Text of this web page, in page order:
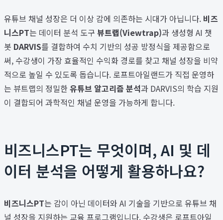
유튜브 채널 성장은 더 이상 감에 의존하는 시대가 아닙니다. 비즈
니스PT는 데이터 분석 도구 뷰트랩(Viewtrap)과 생성형 AI 챗
봇 DARVIS를 결합하여 수치 기반의 성공 방정식을 제공함으로
써, 수강생이 가장 효율적인 수익화 경로를 찾고 채널 성장을 비약
적으로 높일 수 있도록 돕습니다. 로프트아일랜드가 직접 운영하
는 뷰트랩의 정밀한 유튜브 알고리즘 분석과 DARVIS의 학습 지원
이 결합되어 과학적인 채널 운영을 가능하게 합니다.
비즈니스PT는 무엇이며, AI 및 데
이터 분석을 어떻게 활용하나요?
비즈니스PT는 감이 아닌 데이터와 AI 기술을 기반으로 유튜브 채
널 성장을 지원하는 교육 프로그램입니다. 수강생은 로프트아일